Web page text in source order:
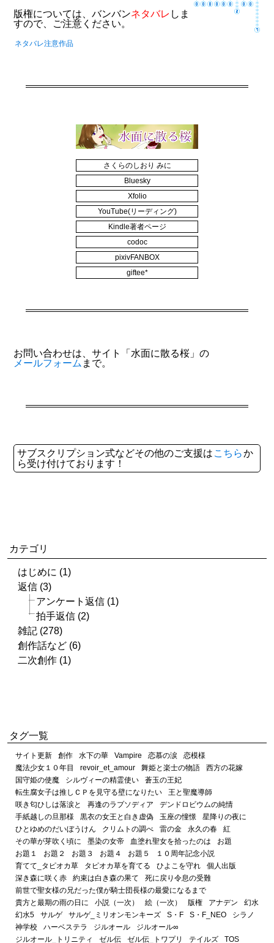
版権については、バンバンネタバレ しま
すので、ご注意ください。
ネタバレ注意作品
さくらのしおり みに
Bluesky
Xfolio
YouTube(リーディング)
Kindle著者ページ
codoc
pixivFANBOX
giftee*
お問い合わせは、サイト「水面に散る桜」の
メールフォーム まで。
サブスクリプション式などその他のご支援は こちらか
ら受け付けております！
カテゴリ
はじめに (1)
返信 (3)
アンケート返信 (1)
拍手返信 (2)
雑記 (278)
創作話など (6)
二次創作 (1)
タグ一覧
サイト更新 創作 水下の華 Vampire 恋慕の涙
恋模様
魔法少女１０年目
revoir_et_amour 舞姫と楽士の物語
西方の花嫁
国守姫の使魔
シルヴィーの精霊使い
蒼玉の王妃
転生腐女子は推しＣＰを見守る壁になりたい
王と聖魔導師
咲き匂ひしは落涙と
再逢のラプソディア
デンドロビウムの純情
手紙越しの旦那様
黒衣の女王と白き虚偽 玉座の憧憬
星降りの夜に
ひとゆめのだいぼうけん
クリムトの調べ 雷の金 永久の春
紅
その華が芽吹く頃に
墨染の女帝 血塗れ聖女を拾ったのは
お題
お題１
お題２ お題３ お題４ お題５
１０周年記念小説
育てて_タピオカ草
タピオカ草を育てる ひよこを守れ
個人出版
深き森に咲く赤
約束は白き森の果て
死に戻り令息の受難
前世で聖女様の兄だった僕が騎士団長様の最愛になるまで
貴方と最期の雨の日に
小説（一次） 絵（一次） 版権 アナデン
幻水
幻水5
サルゲ サルゲ_ミリオンモンキーズ S・F S・F_NEO
シラノ
神学校
ハーベステラ ジルオール
ジルオール∞
ジルオール_トリニティ
ゼル伝 ゼル伝_トワプリ テイルズ
TOS